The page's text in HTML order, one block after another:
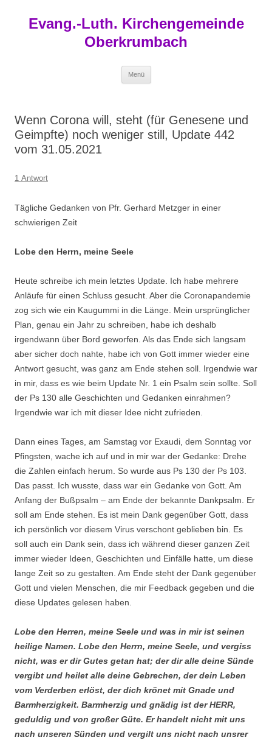
springen
Evang.-Luth. Kirchengemeinde
Oberkrumbach
Menü
Wenn Corona will, steht (für Genesene und
Geimpfte) noch weniger still, Update 442
vom 31.05.2021
1 Antwort
Tägliche Gedanken von Pfr. Gerhard Metzger in einer
schwierigen Zeit
Lobe den Herrn, meine Seele
Heute schreibe ich mein letztes Update. Ich habe mehrere
Anläufe für einen Schluss gesucht. Aber die Coronapandemie
zog sich wie ein Kaugummi in die Länge. Mein ursprünglicher
Plan, genau ein Jahr zu schreiben, habe ich deshalb
irgendwann über Bord geworfen. Als das Ende sich langsam
aber sicher doch nahte, habe ich von Gott immer wieder eine
Antwort gesucht, was ganz am Ende stehen soll. Irgendwie war
in mir, dass es wie beim Update Nr. 1 ein Psalm sein sollte. Soll
der Ps 130 alle Geschichten und Gedanken einrahmen?
Irgendwie war ich mit dieser Idee nicht zufrieden.
Dann eines Tages, am Samstag vor Exaudi, dem Sonntag vor
Pfingsten, wache ich auf und in mir war der Gedanke: Drehe
die Zahlen einfach herum. So wurde aus Ps 130 der Ps 103.
Das passt. Ich wusste, dass war ein Gedanke von Gott. Am
Anfang der Bußpsalm – am Ende der bekannte Dankpsalm. Er
soll am Ende stehen. Es ist mein Dank gegenüber Gott, dass
ich persönlich vor diesem Virus verschont geblieben bin. Es
soll auch ein Dank sein, dass ich während dieser ganzen Zeit
immer wieder Ideen, Geschichten und Einfälle hatte, um diese
lange Zeit so zu gestalten. Am Ende steht der Dank gegenüber
Gott und vielen Menschen, die mir Feedback gegeben und die
diese Updates gelesen haben.
Lobe den Herren, meine Seele und was in mir ist seinen
heilige Namen. Lobe den Herrn, meine Seele, und vergiss
nicht, was er dir Gutes getan hat; der dir alle deine Sünde
vergibt und heilet alle deine Gebrechen, der dein Leben
vom Verderben erlöst, der dich krönet mit Gnade und
Barmherzigkeit. Barmherzig und gnädig ist der HERR,
geduldig und von großer Güte. Er handelt nicht mit uns
nach unseren Sünden und vergilt uns nicht nach unsrer